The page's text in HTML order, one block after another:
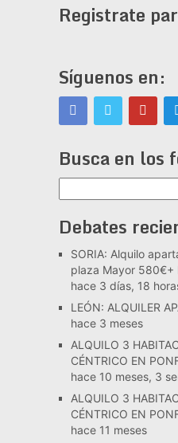
Registrate
Síguenos en:
Busca en los
Debates
SORIA: Alquilo
plaza Mayor 580€+
hace 3 días, 18
LEÓN: ALQUILER
hace 3 meses
ALQUILO 3
CÉNTRICO EN
hace 10 meses, 3
ALQUILO 3
CÉNTRICO EN
hace 11 meses